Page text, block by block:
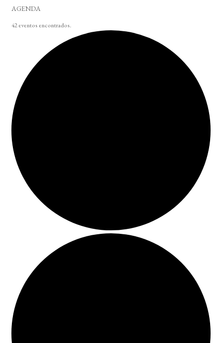
AGENDA
42 eventos encontrados.